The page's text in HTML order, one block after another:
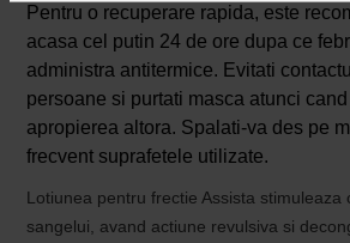
Pentru o recuperare rapida, este
acasa cel putin 24 de ore dupa ce
administra antitermice. Evitati
persoane si purtati masca atunci
apropierea altora. Spalati-va des pe
frecvent suprafetele utilizate.
Lotiunea pentru frectie Assista stimuleaza
sangelui, avand actiune revulsiva si